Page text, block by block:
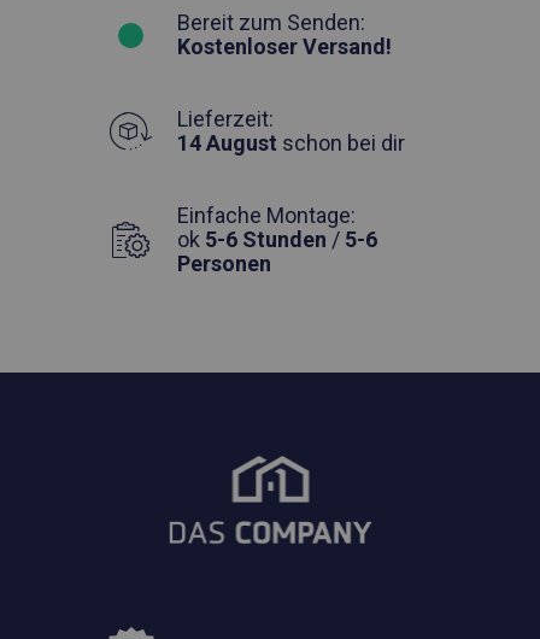
Bereit zum Senden:
Kostenloser Versand!
Lieferzeit:
14 August schon bei dir
Einfache Montage:
ok 5-6 Stunden / 5-6
Personen